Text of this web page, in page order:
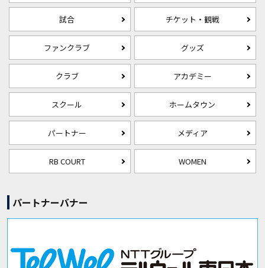
試合 チケット・観戦
ファンクラブ グッズ
クラブ アカデミー
スクール ホームタウン
パートナー メディア
RB COURT WOMEN
パートナーバナー